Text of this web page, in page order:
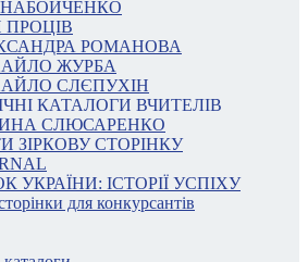
ПРОЦІВ
РОМАНОВА
ЖУРБА
СЛЄПУХІН
КАТАЛОГИ ВЧИТЕЛІВ
СЛЮСАРЕНКО
ЗІРКОВУ СТОРІНКУ
УКРАЇНИ: ІСТОРІЇ УСПІХУ
для конкурсантів